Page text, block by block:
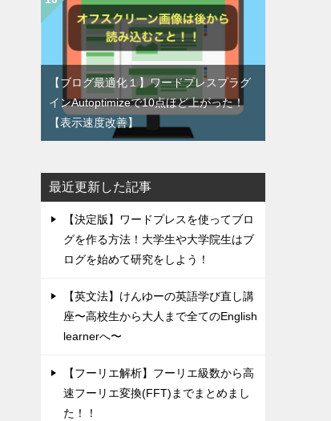
【ブログ最適化１】ワードプレスプラグ
インAutoptimizeで10点ほど上がった！
【表示速度改善】
最近更新した記事
【決定版】ワードプレスを使ってブロ
グを作る方法！大学生や大学院生はブ
ログを始めて研究をしよう！
【英文法】けんゆーの英語学び直し講
座〜高校生から大人まで全てのEnglish
learnerへ〜
【フーリエ解析】フーリエ級数から高
速フーリエ変換(FFT)までまとめまし
た！！